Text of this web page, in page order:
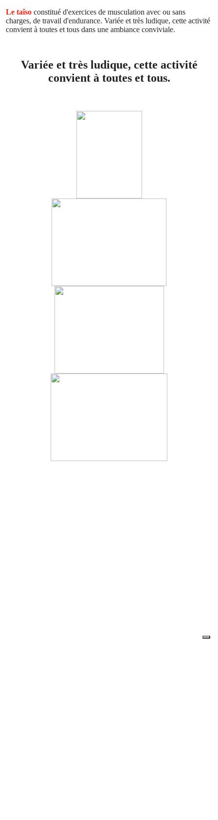
Le taîso constitué d'exercices de musculation avec ou sans
charges, de travail d'endurance. Variée et très ludique, cette activité
convient à toutes et tous dans une ambiance conviviale.
Variée et très ludique, cette activité
convient à toutes et tous.